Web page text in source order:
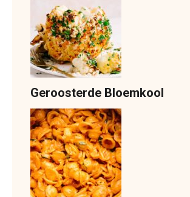
Geroosterde Bloemkool